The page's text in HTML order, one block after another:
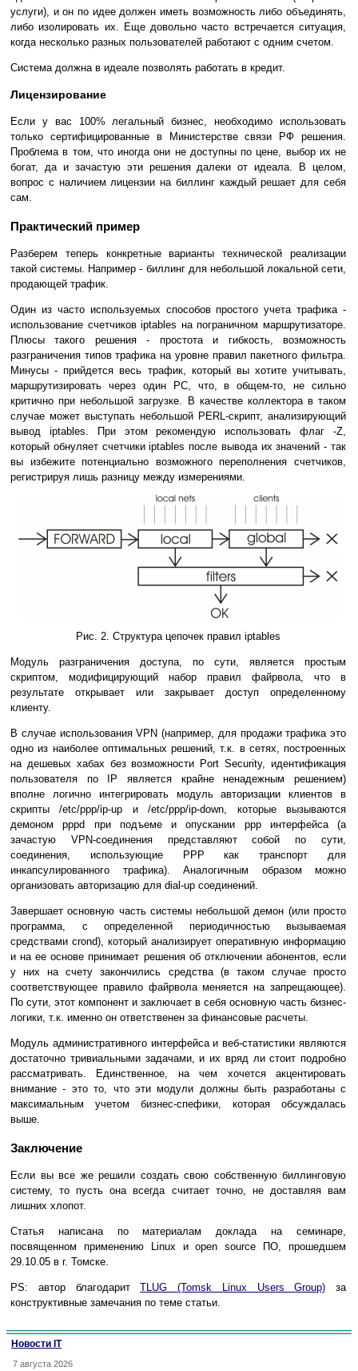
услуги), и он по идее должен иметь возможность либо объединять,
либо изолировать их. Еще довольно часто встречается ситуация,
когда несколько разных пользователей работают с одним счетом.
Система должна в идеале позволять работать в кредит.
Лицензирование
Если у вас 100% легальный бизнес, необходимо использовать
только сертифицированные в Министерстве связи РФ решения.
Проблема в том, что иногда они не доступны по цене, выбор их не
богат, да и зачастую эти решения далеки от идеала. В целом,
вопрос с наличием лицензии на биллинг каждый решает для себя
сам.
Практический пример
Разберем теперь конкретные варианты технической реализации
такой системы. Например - биллинг для небольшой локальной сети,
продающей трафик.
Один из часто используемых способов простого учета трафика -
использование счетчиков iptables на пограничном маршрутизаторе.
Плюсы такого решения - простота и гибкость, возможность
разграничения типов трафика на уровне правил пакетного фильтра.
Минусы - прийдется весь трафик, который вы хотите учитывать,
маршрутизировать через один PC, что, в общем-то, не сильно
критично при небольшой загрузке. В качестве коллектора в таком
случае может выступать небольшой PERL-скрипт, анализирующий
вывод iptables. При этом рекомендую использовать флаг -Z,
который обнуляет счетчики iptables после вывода их значений - так
вы избежите потенциально возможного переполнения счетчиков,
регистрируя лишь разницу между измерениями.
Рис. 2. Структура цепочек правил iptables
Модуль разграничения доступа, по сути, является простым
скриптом, модифицирующий набор правил файрвола, что в
результате открывает или закрывает доступ определенному
клиенту.
В случае использования VPN (например, для продажи трафика это
одно из наиболее оптимальных решений, т.к. в сетях, построенных
на дешевых хабах без возможности Port Security, идентификация
пользователя по IP является крайне ненадежным решением)
вполне логично интегрировать модуль авторизации клиентов в
скрипты /etc/ppp/ip-up и /etc/ppp/ip-down, которые вызываются
демоном pppd при подъеме и опускании ppp интерфейса (а
зачастую VPN-соединения представляют собой по сути,
соединения, использующие PPP как транспорт для
инкапсулированного трафика). Аналогичным образом можно
организовать авторизацию для dial-up соединений.
Завершает основную часть системы небольшой демон (или просто
программа, с определенной периодичностью вызываемая
средствами crond), который анализирует оперативную информацию
и на ее основе принимает решения об отключении абонентов, если
у них на счету закончились средства (в таком случае просто
соответствующее правило файрвола меняется на запрещающее).
По сути, этот компонент и заключает в себя основную часть бизнес-
логики, т.к. именно он ответственен за финансовые расчеты.
Модуль административного интерфейса и веб-статистики являются
достаточно тривиальными задачами, и их вряд ли стоит подробно
рассматривать. Единственное, на чем хочется акцентировать
внимание - это то, что эти модули должны быть разработаны с
максимальным учетом бизнес-спефики, которая обсуждалась
выше.
Заключение
Если вы все же решили создать свою собственную биллинговую
систему, то пусть она всегда считает точно, не доставляя вам
лишних хлопот.
Статья написана по материалам доклада на семинаре,
посвященном применению Linux и open source ПО, прошедшем
29.10.05 в г. Томске.
PS: автор благодаритTLUG (Tomsk Linux Users Group) за
конструктивные замечания по теме статьи.
Новости IT
7 августа 2026